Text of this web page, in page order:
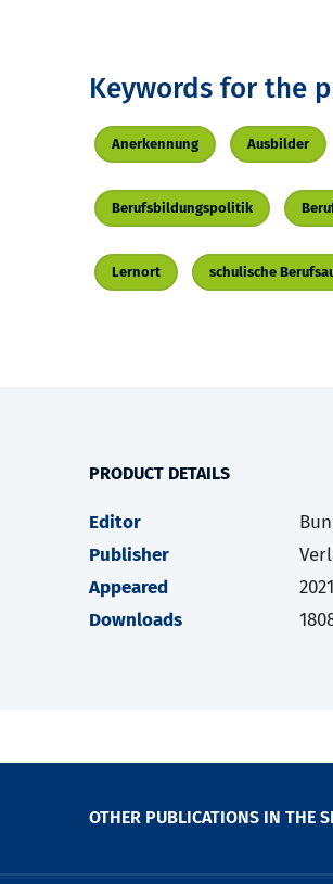
Keywords for the
Anerkennung Ausbilder
Berufsbildungspolitik
Lernort schulische
PRODUCT DETAILS
Editor
Publisher
Appeared
2021
Downloads
OTHER PUBLICATIONS IN THE